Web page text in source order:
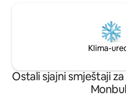
Klima-
Ostali sjajni smještaji